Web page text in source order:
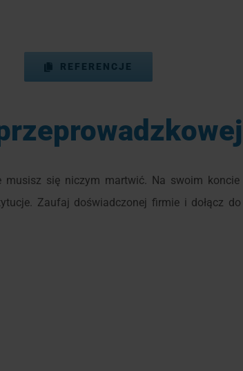
REFERENCJE
się niczym martwić. Na swoim
Zaufaj doświadczonej firmie i dołącz